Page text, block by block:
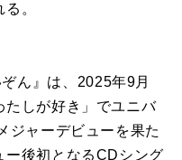
。
ん』は、2025年9月
たしが好き」でユニバ
ジャーデビューを果た
ー後初となるCDシング